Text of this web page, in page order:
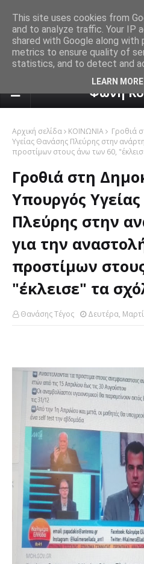
Φωνή
Αρχική σελίδα ΚΟΙΝΩΝΙΑ
Γροθιά
Υγείας Θανάσης Πλεύρης στην
προστίμων στους άνω των 60,
Γροθιά στη
Υπουργός
Πλεύρης στην
για την
προστίμων
"έκλεισε" τα
Θανάσης Τέγος Δευτέρα,
This site uses cookies from
and to analyze traffic. Your IP
shared with Google along
metrics to ensure quality of
statistics, and to detect and
LEARN MORE